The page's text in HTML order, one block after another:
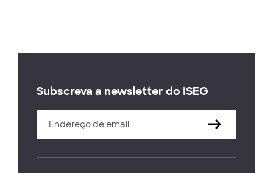
Subscreva a newsletter do ISEG